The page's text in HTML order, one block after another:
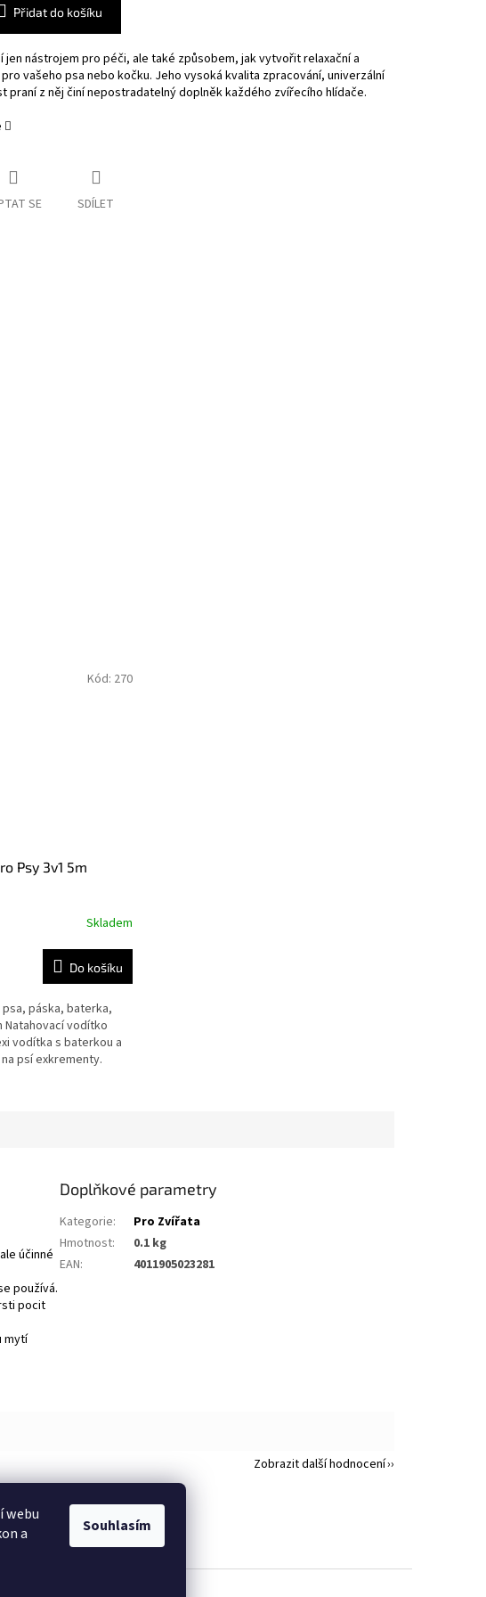
webu
a
Souhlasím
Přidat do košíku
jen nástrojem pro péči, ale také způsobem, jak vytvořit relaxační a
vašeho psa nebo kočku. Jeho vysoká kvalita zpracování, univerzální
praní z něj činí nepostradatelný doplněk každého zvířecího hlídače.
SE SDÍLET
Psy 3v1 5m
Skladem
Do košíku
páska, baterka,
Natahovací vodítko
vodítka s baterkou a
psí exkrementy.
Kód: 270
účinné
používá.
pocit
mytí
Doplňkové parametry
Kategorie:
Pro Zvířata
Hmotnost:
0.1 kg
EAN: 4011905023281
Zobrazit další hodnocení